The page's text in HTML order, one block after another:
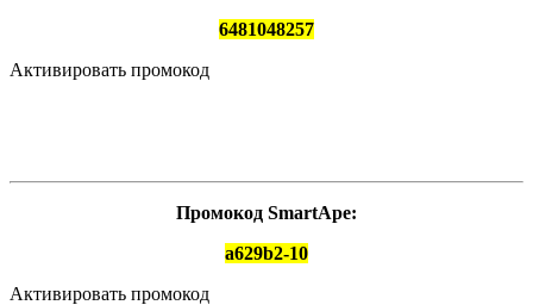
6481048257
Активировать промокод
Промокод SmartApe:
a629b2-10
Активировать промокод